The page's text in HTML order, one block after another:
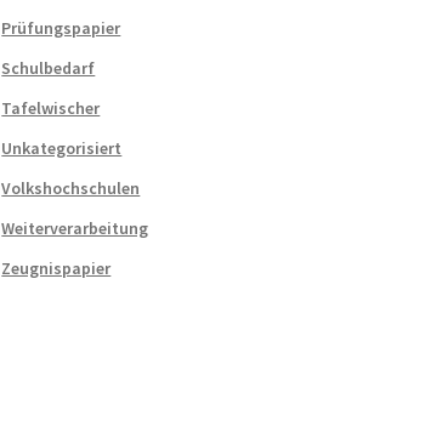
Prüfungspapier
Schulbedarf
Tafelwischer
Unkategorisiert
Volkshochschulen
Weiterverarbeitung
Zeugnispapier